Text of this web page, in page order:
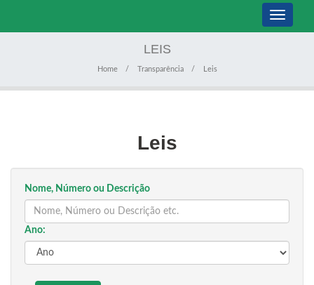
Toggle
LEIS
Home Transparência Leis
Leis
Nome, Número ou Descrição
Ano: